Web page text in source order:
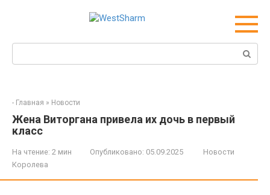
- Главная » Новости
Жена Виторгана привела их дочь в первый
класс
На чтение: 2 мин Опубликовано: 05.09.2025
Новости
Королева